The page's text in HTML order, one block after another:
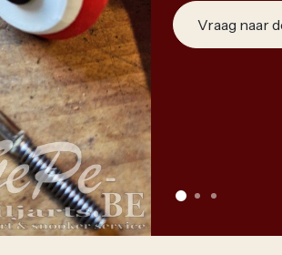
Vraag naar